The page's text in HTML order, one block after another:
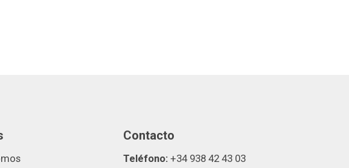
Contacto
Teléfono: +34 938 42 43 03